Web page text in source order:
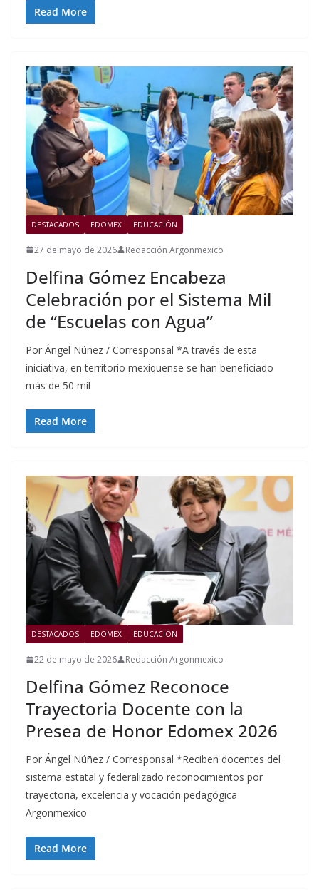
Read More
DESTACADOS EDOMEX EDUCACIÓN
27 de mayo de 2026 Redacción Argonmexico
Delfina Gómez Encabeza
Celebración por el Sistema Mil
de “Escuelas con Agua”
Por Ángel Núñez / Corresponsal *A través de esta
iniciativa, en territorio mexiquense se han beneficiado
más de 50 mil
Read More
DESTACADOS EDOMEX EDUCACIÓN
22 de mayo de 2026 Redacción Argonmexico
Delfina Gómez Reconoce
Trayectoria Docente con la
Presea de Honor Edomex 2026
Por Ángel Núñez / Corresponsal *Reciben docentes del
sistema estatal y federalizado reconocimientos por
trayectoria, excelencia y vocación pedagógica
Argonmexico
Read More